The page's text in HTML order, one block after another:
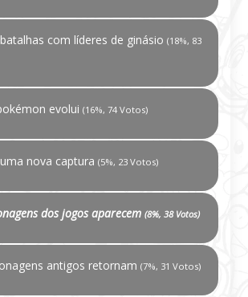
com líderes de ginásio (18%, 83
evolui (16%, 74 Votos)
nova captura (5%, 23 Votos)
dos jogos aparecem (8%, 38 Votos)
antigos retornam (7%, 31 Votos)